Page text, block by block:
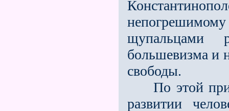
щупальцами
большевизма и
свободы.
По этой
развитии